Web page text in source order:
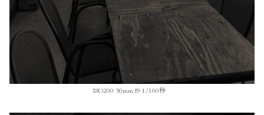
ISO200 30mm f9 1/100秒